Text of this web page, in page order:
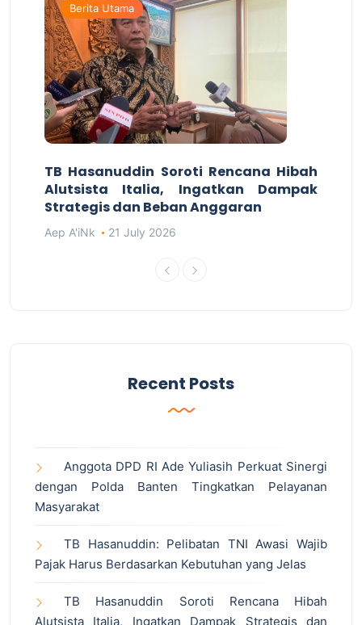
Berita Utama
TB Hasanuddin Soroti Rencana Hibah
Alutsista Italia, Ingatkan Dampak
Strategis dan Beban Anggaran
Aep A'iNk 21 July 2026
Recent Posts
Anggota DPD RI Ade Yuliasih Perkuat Sinergi
dengan Polda Banten Tingkatkan Pelayanan
Masyarakat
TB Hasanuddin: Pelibatan TNI Awasi Wajib
Pajak Harus Berdasarkan Kebutuhan yang Jelas
TB Hasanuddin Soroti Rencana Hibah
Alutsista Italia, Ingatkan Dampak Strategis dan